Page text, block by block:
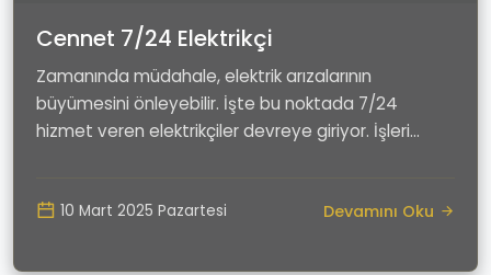
Cennet 7/24 Elektrikçi
Zamanında müdahale, elektrik arızalarının
büyümesini önleyebilir. İşte bu noktada 7/24
hizmet veren elektrikçiler devreye giriyor. İşleri
10 Mart 2025 Pazartesi Devamını Oku